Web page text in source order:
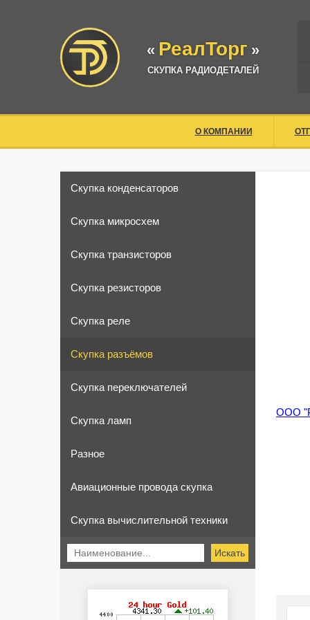
« РеалТорг »
СКУПКА РАДИОДЕТАЛЕЙ
О КОМПАНИИ
Скупка конденсаторов
Скупка микросхем
Скупка транзисторов
Скупка резисторов
Скупка реле
Скупка разъёмов
Скупка переключателей
Скупка ламп
Разное
Авиационные провода скупка
Скупка вычислительной техники
Искать
ООО